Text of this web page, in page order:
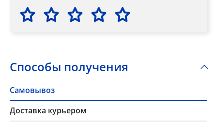
Способы получения
Самовывоз
Доставка курьером